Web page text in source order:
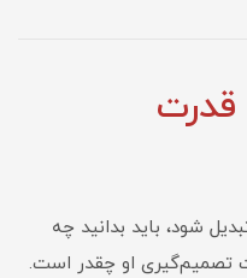
شود، باید بدانید چه
تصمیم‌گیری او چقدر است.